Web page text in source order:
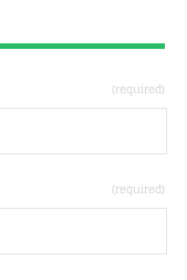
(required)
(required)